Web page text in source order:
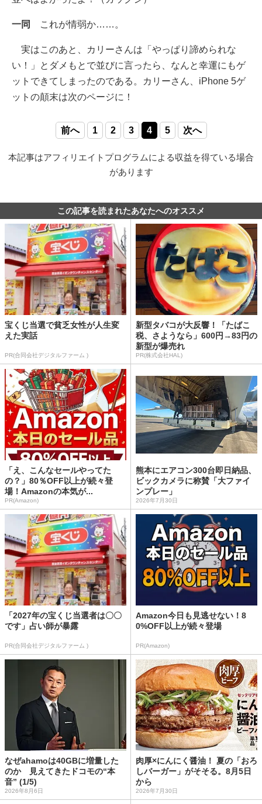
一同 これが情弱か……。
実はこのあと、カリーさんは「やっぱり諦められな
い！」とダメもとで並びに言ったら、なんと幸運にもゲ
ットできてしまったのである。カリーさん、iPhone 5ゲ
ットの顛末は次のページに！
前へ 1 2 3 4 5 次へ
本記事はアフィリエイトプログラムによる収益を得ている場合
があります
この記事を読まれたあなたへのオススメ
宝くじ当選で貧乏女性が人生変
えた実話
PR(合同会社デジタルファーム )
新型タバコが大反響！「たばこ
税、さようなら」600円→83円の
新型が爆売れ
PR(株式会社HAL)
「え、こんなセールやってた
の？」80％OFF以上が続々登
場！Amazonの本気が...
PR(Amazon)
熊本にエアコン300台即日納品、
ビックカメラに称賛「大ファイ
ンプレー」
2026年7月30日
「2027年の宝くじ当選者は〇〇
です」占い師が暴露
PR(合同会社デジタルファーム )
Amazon今日も見逃せない！8
0%OFF以上が続々登場
PR(Amazon)
なぜahamoは40GBに増量した
のか 見えてきたドコモの“本
音” (1/5)
2026年8月6日
肉厚×にんにく醤油！ 夏の「おろ
しバーガー」がそそる。8月5日
から
2026年7月30日